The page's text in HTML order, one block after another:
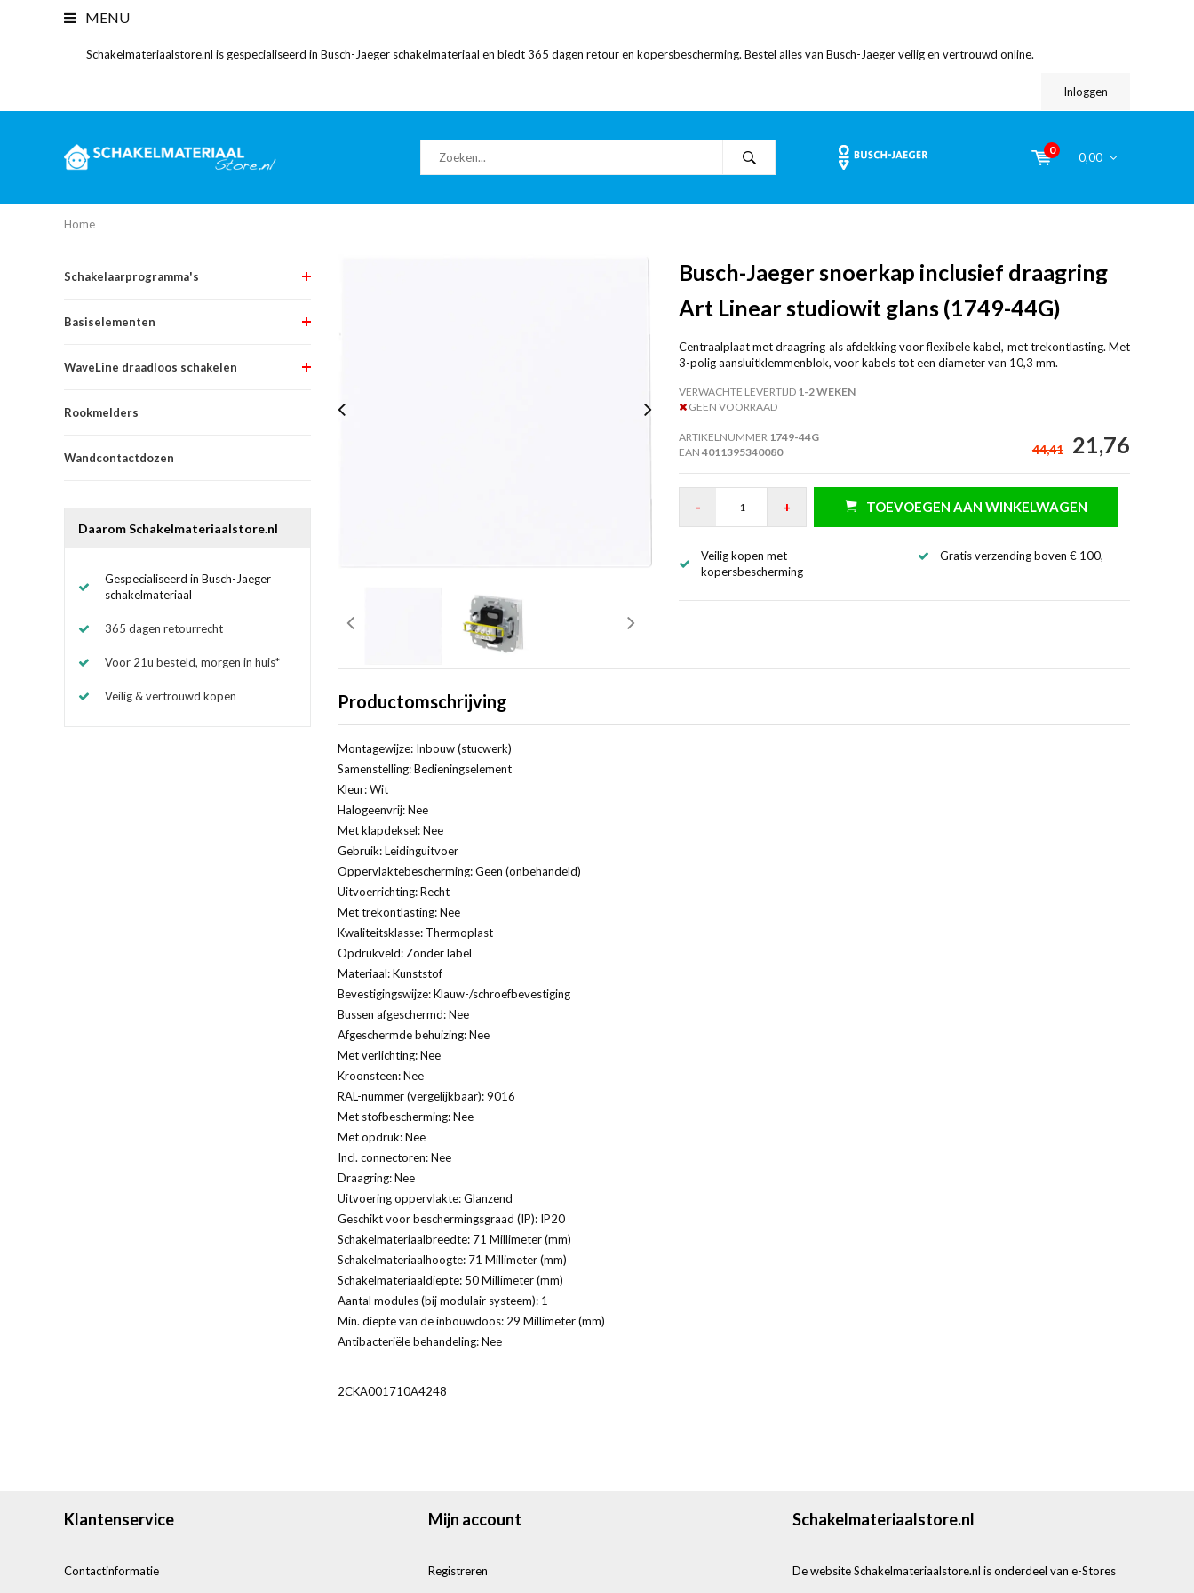
MENU
Schakelmateriaalstore.nl is gespecialiseerd in Busch-Jaeger schakelmateriaal en biedt 365 dagen retour en kopersbescherming. Bestel alles van Busch-Jaeger veilig en vertrouwd online.
Inloggen
0
0,00
Home
Schakelaarprogramma's
Basiselementen
WaveLine draadloos schakelen
Rookmelders
Wandcontactdozen
Daarom Schakelmateriaalstore.nl
Gespecialiseerd in Busch-Jaeger
schakelmateriaal
365 dagen retourrecht
Voor 21u besteld, morgen in huis*
Veilig & vertrouwd kopen
Busch-Jaeger snoerkap inclusief draagring
Art Linear studiowit glans (1749-44G)
Centraalplaat met draagring als afdekking voor flexibele kabel, met trekontlasting. Met
3-polig aansluitklemmenblok, voor kabels tot een diameter van 10,3 mm.
VERWACHTE LEVERTIJD1-2 WEKEN
GEEN VOORRAAD
ARTIKELNUMMER 1749-44G
EAN 4011395340080 44,41 21,76
- + TOEVOEGEN AAN WINKELWAGEN
Veilig kopen met
kopersbescherming
Gratis verzending boven € 100,-
Productomschrijving
Montagewijze: Inbouw (stucwerk)
Samenstelling: Bedieningselement
Kleur: Wit
Halogeenvrij: Nee
Met klapdeksel: Nee
Gebruik: Leidinguitvoer
Oppervlaktebescherming: Geen (onbehandeld)
Uitvoerrichting: Recht
Met trekontlasting: Nee
Kwaliteitsklasse: Thermoplast
Opdrukveld: Zonder label
Materiaal: Kunststof
Bevestigingswijze: Klauw-/schroefbevestiging
Bussen afgeschermd: Nee
Afgeschermde behuizing: Nee
Met verlichting: Nee
Kroonsteen: Nee
RAL-nummer (vergelijkbaar): 9016
Met stofbescherming: Nee
Met opdruk: Nee
Incl. connectoren: Nee
Draagring: Nee
Uitvoering oppervlakte: Glanzend
Geschikt voor beschermingsgraad (IP): IP20
Schakelmateriaalbreedte: 71 Millimeter (mm)
Schakelmateriaalhoogte: 71 Millimeter (mm)
Schakelmateriaaldiepte: 50 Millimeter (mm)
Aantal modules (bij modulair systeem): 1
Min. diepte van de inbouwdoos: 29 Millimeter (mm)
Antibacteriële behandeling: Nee
2CKA001710A4248
Klantenservice
Contactinformatie
Mijn account
Registreren
Schakelmateriaalstore.nl
De website Schakelmateriaalstore.nl is onderdeel van e-Stores